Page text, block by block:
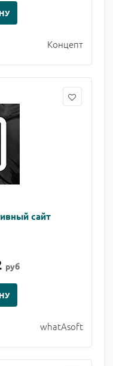
Концепт
сайт
руб
whatAsoft